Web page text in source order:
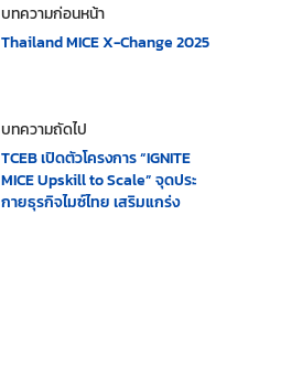
บทความก่อนหน้า
Thailand MICE X-Change 2025
บทความถัดไป
TCEB เปิดตัวโครงการ “IGNITE
MICE Upskill to Scale” จุดประ
กายธุรกิจไมซ์ไทย เสริมแกร่ง